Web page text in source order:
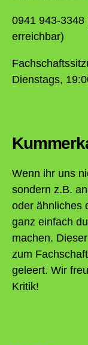
0941 943-
erreichbar)
Dienstags,
Wenn ihr uns
sondern z.B.
oder ähnliches
ganz einfach
machen.
zum
geleert. Wir
Kritik!